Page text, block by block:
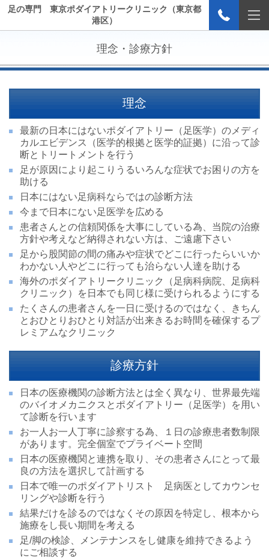
足の専門 東京ポダイアトリークリニック（東京都
港区）
理念・診療方針
理念
最新の日本にはないポダイアトリー（足医学）のメディ
カルエビデンス（医学的根拠と医学的証拠）に沿って診
断とトリートメントを行う
足が原因により起こりうるいろんな症状でお困りの方を
助ける
日本にはない足病科ならではの診断方法
今まで日本にない足医学を広める
患者さんとの信頼関係を大事にしている為、当院の治療
方針や考えなど納得されない方は、ご遠慮下さい
足から股関節の間の痛みや症状でどこに行ったらいいか
わかない人やどこに行っても治らない人達を助ける
海外のポダイアトリークリニック（足病科病院、足病科
クリニック）を日本でも同じ様に受けられるようにする
たくさんの患者さんを一日に受けるのではなく、きちん
とおひとりおひとり対話が出来きるお時間を確保するプ
レミアムなクリニック
診療方針
日本の医療機関の診断方法とは全く異なり、世界最先端
のバイオメカニクスとポダイアトリー（足医学）を用い
て診断を行います
お一人お一人丁寧に診察する為、１日の診療患者数制限
があります。完全個室でプライベート空間
日本の医療機関と連携を取り、その患者さんにとって最
良の方法を選択して計画する
日本で唯一のポダイアトリスト 足病医としてカウンセ
リングや診断を行う
結果だけを診るのではなくその原因を特定し、根本から
施療をし長い期間を考える
足/脚の検診、メンテナンスをし健康を維持できるよう
にご相談する